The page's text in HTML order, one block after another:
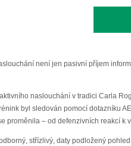
není jen pasivní příjem
naslouchání v tradici Carla
byl sledován pomocí
– od defenzivních reakcí
střízlivý, daty podložený